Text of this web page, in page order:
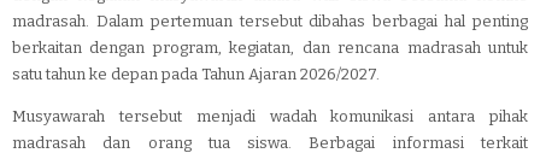
madrasah. Dalam pertemuan tersebut dibahas berbagai hal penting
berkaitan dengan program, kegiatan, dan rencana madrasah untuk
satu tahun ke depan pada Tahun Ajaran 2026/2027.
Musyawarah tersebut menjadi wadah komunikasi antara pihak
madrasah dan orang tua siswa. Berbagai informasi terkait